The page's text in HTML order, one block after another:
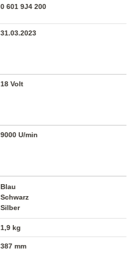
0 601 9J4 200
31.03.2023
18 Volt
9000 U/min
Blau
Schwarz
Silber
1,9 kg
387 mm